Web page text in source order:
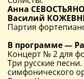
Анна
Василий
Партия
В программе —
Концерт № 2 для
Три русские
симфонического